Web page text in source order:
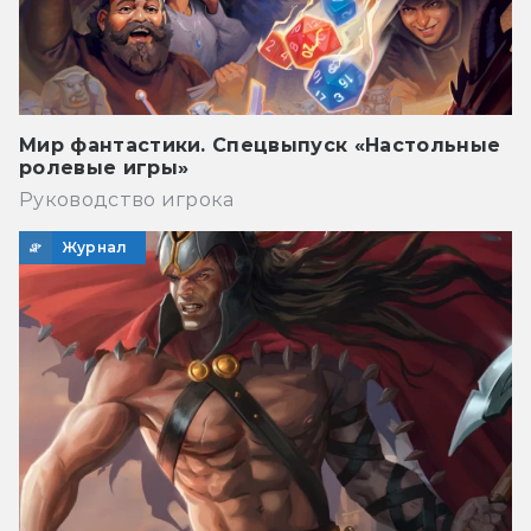
Мир фантастики. Спецвыпуск «Настольные
ролевые игры»
Руководство игрока
Журнал